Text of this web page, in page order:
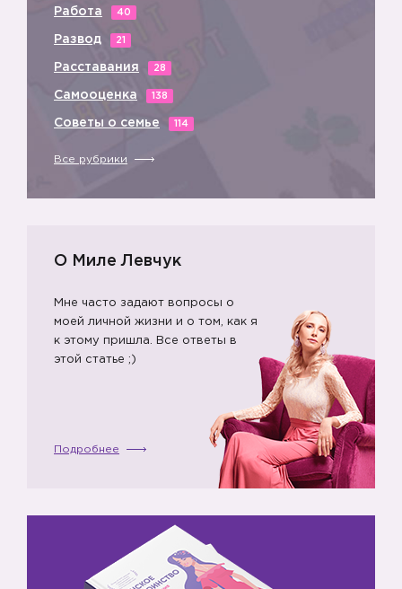
👿
Работа 40
Развод 21
Расставания 28
Самооценка 138
Советы о семье 114
Все рубрики
О Миле Левчук
Мне часто задают вопросы о
моей личной жизни и о том, как я
к этому пришла. Все ответы в
этой статье ;)
Подробнее